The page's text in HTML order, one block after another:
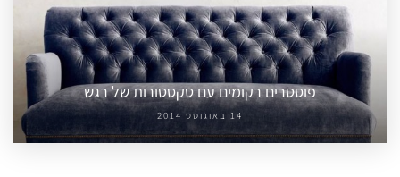
פוסטרים רקומים עם טקסטורות של רגש
14 באוגוסט 2014